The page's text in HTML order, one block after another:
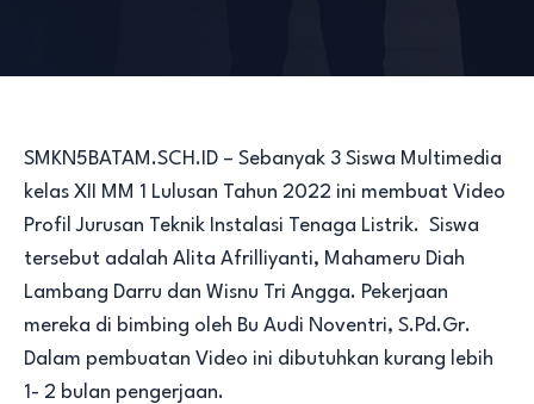
SMKN5BATAM.SCH.ID – Sebanyak 3 Siswa Multimedia
kelas XII MM 1 Lulusan Tahun 2022 ini membuat Video
Profil Jurusan Teknik Instalasi Tenaga Listrik. Siswa
tersebut adalah Alita Afrilliyanti, Mahameru Diah
Lambang Darru dan Wisnu Tri Angga. Pekerjaan
mereka di bimbing oleh Bu Audi Noventri, S.Pd.Gr.
Dalam pembuatan Video ini dibutuhkan kurang lebih
1- 2 bulan pengerjaan.